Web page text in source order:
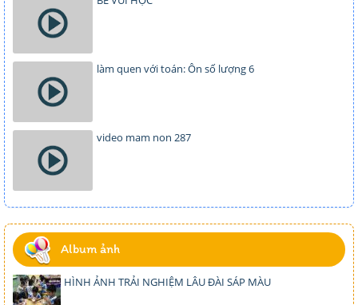
làm quen với toán: Ôn số lượng 6
video mam non 287
Album ảnh
HÌNH ẢNH TRẢI NGHIỆM LÂU ĐÀI SÁP MÀU